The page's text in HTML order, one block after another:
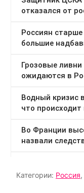
Категории: Россия,